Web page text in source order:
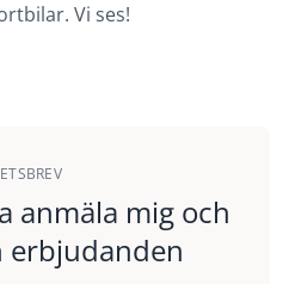
Vi ses!
anmäla mig och
erbjudanden